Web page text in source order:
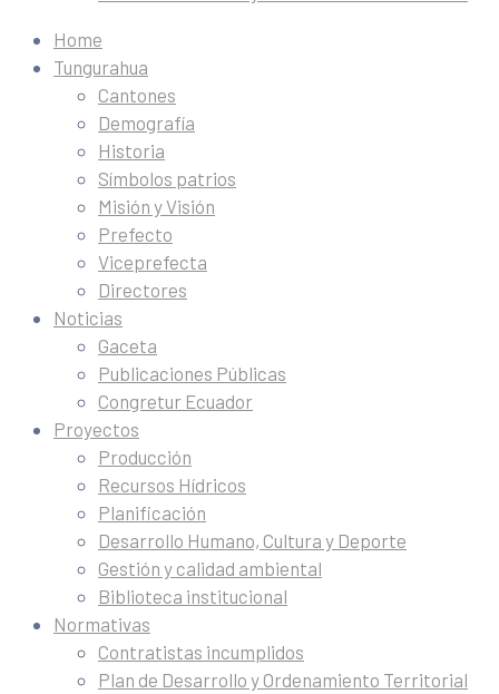
Home
Tungurahua
Cantones
Demografía
Historia
Símbolos patrios
Misión y Visión
Prefecto
Viceprefecta
Directores
Noticias
Gaceta
Publicaciones Públicas
Congretur Ecuador
Proyectos
Producción
Recursos Hídricos
Planificación
Desarrollo Humano, Cultura y Deporte
Gestión y calidad ambiental
Biblioteca institucional
Normativas
Contratistas incumplidos
Plan de Desarrollo y Ordenamiento Territorial